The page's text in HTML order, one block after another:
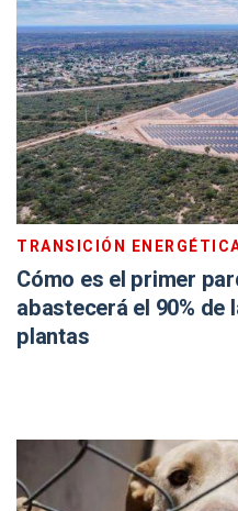
TRANSICIÓN
Cómo es el primer
abastecerá el 90% de
plantas